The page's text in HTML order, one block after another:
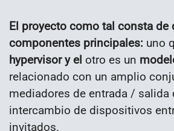
El proyecto como tal consta de
componentes principales: uno
hypervisor y el otro es un
relacionado con un amplio
mediadores de entrada / salida
intercambio de dispositivos
invitados.